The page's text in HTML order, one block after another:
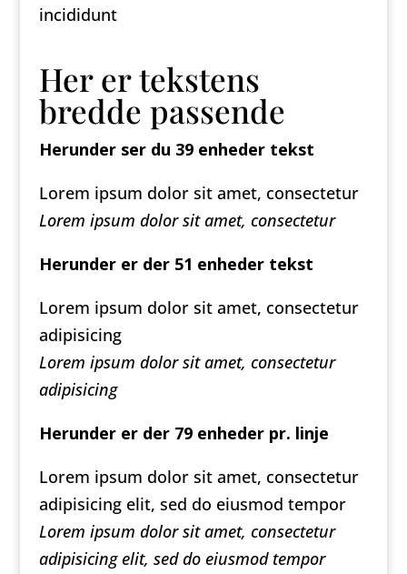
incididunt
Her er tekstens
bredde passende
Herunder ser du 39 enheder tekst
Lorem ipsum dolor sit amet, consectetur
Lorem ipsum dolor sit amet, consectetur
Herunder er der 51 enheder tekst
Lorem ipsum dolor sit amet, consectetur
adipisicing
Lorem ipsum dolor sit amet, consectetur
adipisicing
Herunder er der 79 enheder pr. linje
Lorem ipsum dolor sit amet, consectetur
adipisicing elit, sed do eiusmod tempor
Lorem ipsum dolor sit amet, consectetur
adipisicing elit, sed do eiusmod tempor